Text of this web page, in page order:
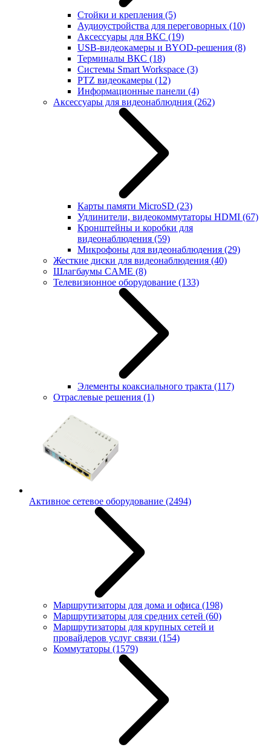
Стойки и крепления (5)
Аудиоустройства для переговорных (10)
Аксессуары для ВКС (19)
USB-видеокамеры и BYOD-решения (8)
Терминалы ВКС (18)
Системы Smart Workspace (3)
PTZ видеокамеры (12)
Информационные панели (4)
Аксессуары для видеонаблюдния (262)
Карты памяти MicroSD (23)
Удлинители, видеокоммутаторы HDMI (67)
Кронштейны и коробки для
видеонаблюдения (59)
Микрофоны для видеонаблюдения (29)
Жесткие диски для видеонаблюдения (40)
Шлагбаумы CAME (8)
Телевизионное оборудование (133)
Элементы коаксиального тракта (117)
Отраслевые решения (1)
Активное сетевое оборудование (2494)
Маршрутизаторы для дома и офиса (198)
Маршрутизаторы для средних сетей (60)
Маршрутизаторы для крупных сетей и
провайдеров услуг связи (154)
Коммутаторы (1579)